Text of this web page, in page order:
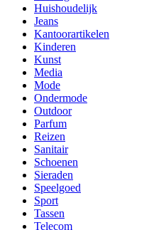
Huishoudelijk
Jeans
Kantoorartikelen
Kinderen
Kunst
Media
Mode
Ondermode
Outdoor
Parfum
Reizen
Sanitair
Schoenen
Sieraden
Speelgoed
Sport
Tassen
Telecom